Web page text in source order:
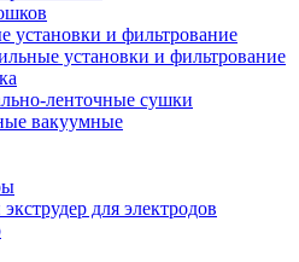
и фильтрование
установки и фильтрование
ленточные сушки
вакуумные
для электродов